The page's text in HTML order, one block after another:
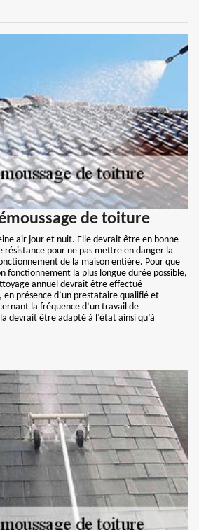
de toiture
air jour et nuit. Elle devrait être en bonne
pour ne pas mettre en danger la
de la maison entière. Pour que
fonctionnement la plus longue durée possible,
annuel devrait être effectué
présence d’un prestataire qualifié et
la fréquence d’un travail de
devrait être adapté à l’état ainsi qu’à